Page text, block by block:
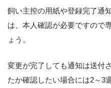
飼い主控の用紙や登録完了通
は、本人確認が必要ですので
ょう。
変更が完了しても通知は送付
たか確認したい場合には2～3